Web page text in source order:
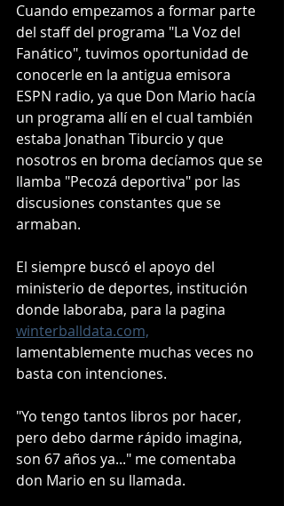
Cuando empezamos a formar parte
del staff del programa "La Voz del
Fanático", tuvimos oportunidad de
conocerle en la antigua emisora
ESPN radio, ya que Don Mario hacía
un programa allí en el cual también
estaba Jonathan Tiburcio y que
nosotros en broma decíamos que se
llamba "Pecozá deportiva" por las
discusiones constantes que se
armaban.
El siempre buscó el apoyo del
ministerio de deportes, institución
donde laboraba, para la pagina
winterballdata.com,
lamentablemente muchas veces no
basta con intenciones.
"Yo tengo tantos libros por hacer,
pero debo darme rápido imagina,
son 67 años ya..." me comentaba
don Mario en su llamada.